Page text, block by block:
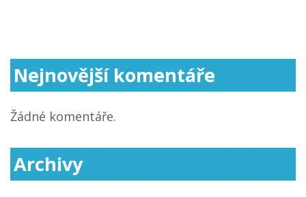
Nejnovější komentáře
Žádné komentáře.
Archivy